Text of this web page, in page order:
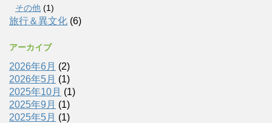
その他 (1)
旅行＆異文化 (6)
アーカイブ
2026年6月 (2)
2026年5月 (1)
2025年10月 (1)
2025年9月 (1)
2025年5月 (1)